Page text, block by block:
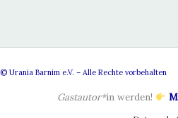
© Urania Barnim e.V. – Alle Rechte vorbehalten
Gastautor*in werden!